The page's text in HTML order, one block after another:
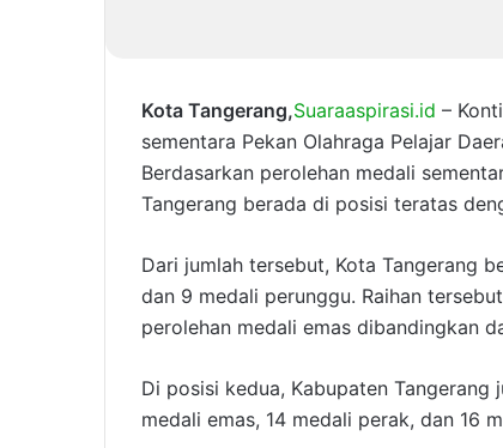
Kota Tangerang,Suaraaspirasi.id –
sementara Pekan Olahraga Pelajar
Berdasarkan perolehan medali
Tangerang berada di posisi teratas
Dari jumlah tersebut, Kota Tangerang
dan 9 medali perunggu. Raihan
perolehan medali emas dibandingkan
Di posisi kedua, Kabupaten
medali emas, 14 medali perak, dan 16